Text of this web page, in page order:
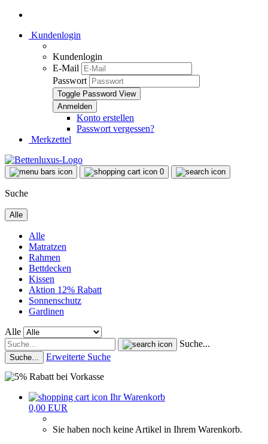
Kundenlogin
Kundenlogin
E-Mail
Passwort
Toggle Password View
Konto erstellen
Passwort vergessen?
Merkzettel
0
Suche
Alle
Alle
Matratzen
Rahmen
Bettdecken
Kissen
Aktion 12% Rabatt
Sonnenschutz
Gardinen
Alle
Suche...
Suche... Erweiterte Suche
Ihr Warenkorb
0,00 EUR
Sie haben noch keine Artikel in Ihrem Warenkorb.